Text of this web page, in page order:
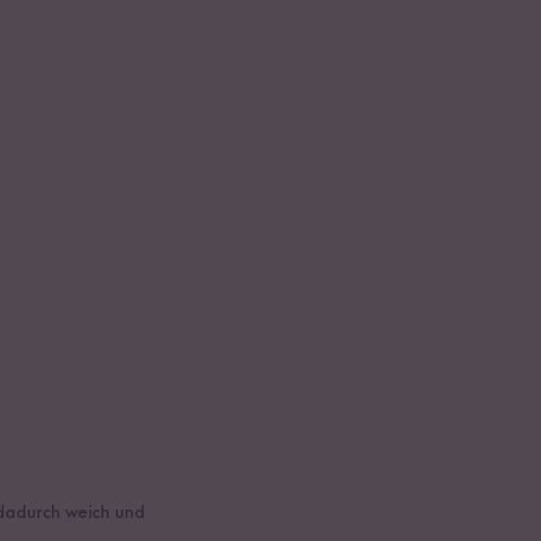
weich und